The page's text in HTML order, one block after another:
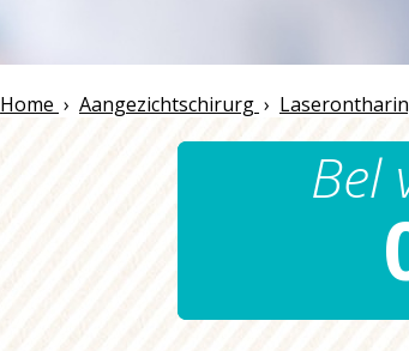
Home › Aangezichtschirurg ›
Bel